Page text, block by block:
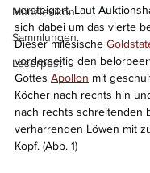
Münzlexikon
Sammlungen
Leserpost
versteigert. Laut
sich dabei um das vierte
Dieser milesische
vorderseitig den
Gottes Apollon mit
Köcher nach rechts hin
nach rechts schreitenden
verharrenden Löwen mit
Kopf. (Abb. 1)